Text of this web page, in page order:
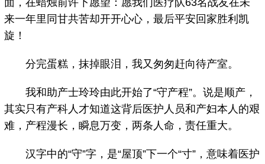
面，在蜡烛前许下愿望：愿我们医疗队63名战友在未
来一年里同甘共苦却开开心心，最后平安回家胜利凯
旋！
分完蛋糕，抹掉眼泪，我又匆匆赶向待产室。
我和助产士玲玲由此开始了“守产程”。说是顺产，
其实只有产科人才知道这背后医护人员和产妇本人的艰
难，产程漫长，瞬息万变，两条人命，责任重大。
汉字中的“守”字，是“屋顶”下一个“寸”，意味着医护